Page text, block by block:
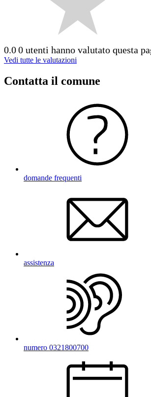
0.00 utenti hanno valutato questa
Vedi tutte le valutazioni
Contatta il comune
domande frequenti
assistenza
numero 0321800700